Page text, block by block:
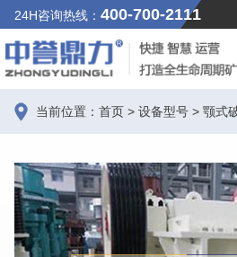
24H咨询热线： 400-700-2111
当前位置： 首页 > 设备型号 > 颚式